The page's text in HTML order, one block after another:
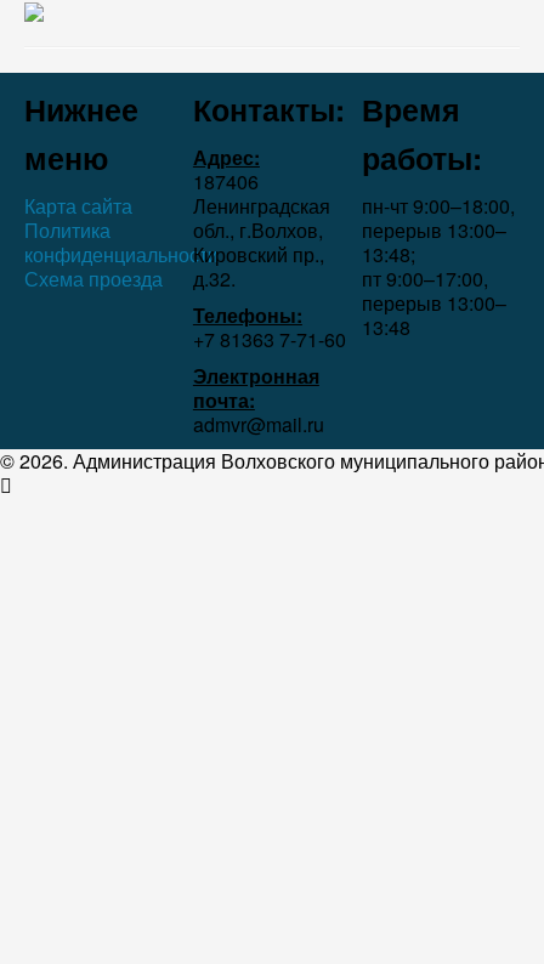
Нижнее
меню
Карта сайта
Политика
конфиденциальности
Схема проезда
Контакты:
Адрес:
187406
Ленинградская
обл., г.Волхов,
Кировский пр.,
д.32.
Телефоны:
+7 81363 7‑71-60
Электронная
почта:
admvr@mail.ru
Время
работы:
пн-чт 9:00–18:00,
перерыв 13:00–
13:48;
пт 9:00–17:00,
перерыв 13:00–
13:48
© 2026. Администрация Волховского муниципального